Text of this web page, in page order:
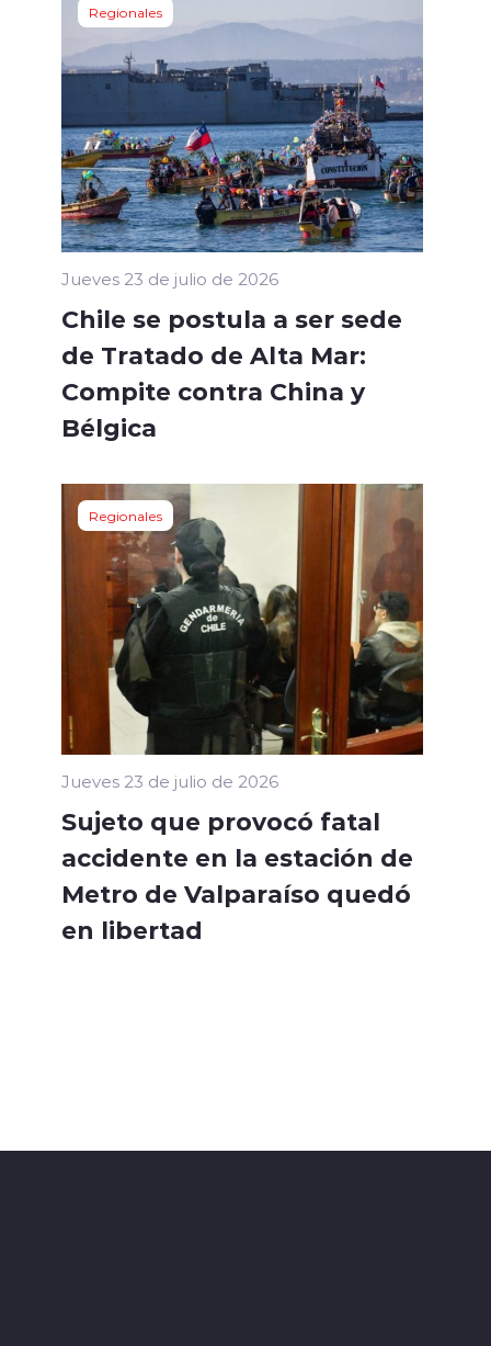
Regionales
Jueves 23 de julio de 2026
Chile se postula a ser sede
de Tratado de Alta Mar:
Compite contra China y
Bélgica
Regionales
Jueves 23 de julio de 2026
Sujeto que provocó fatal
accidente en la estación de
Metro de Valparaíso quedó
en libertad